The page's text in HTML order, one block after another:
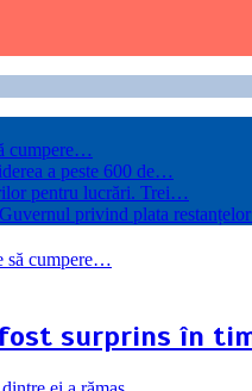
cumpere…
a peste 600 de…
pentru lucrări. Trei…
privind plata
surprins în